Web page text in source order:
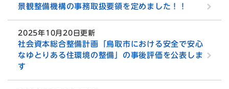
景観整備機構の事務取扱要領を定めました！！
2025年10月20日更新
社会資本総合整備計画「鳥取市における安全で安心
なゆとりある住環境の整備」の事後評価を公表しま
す